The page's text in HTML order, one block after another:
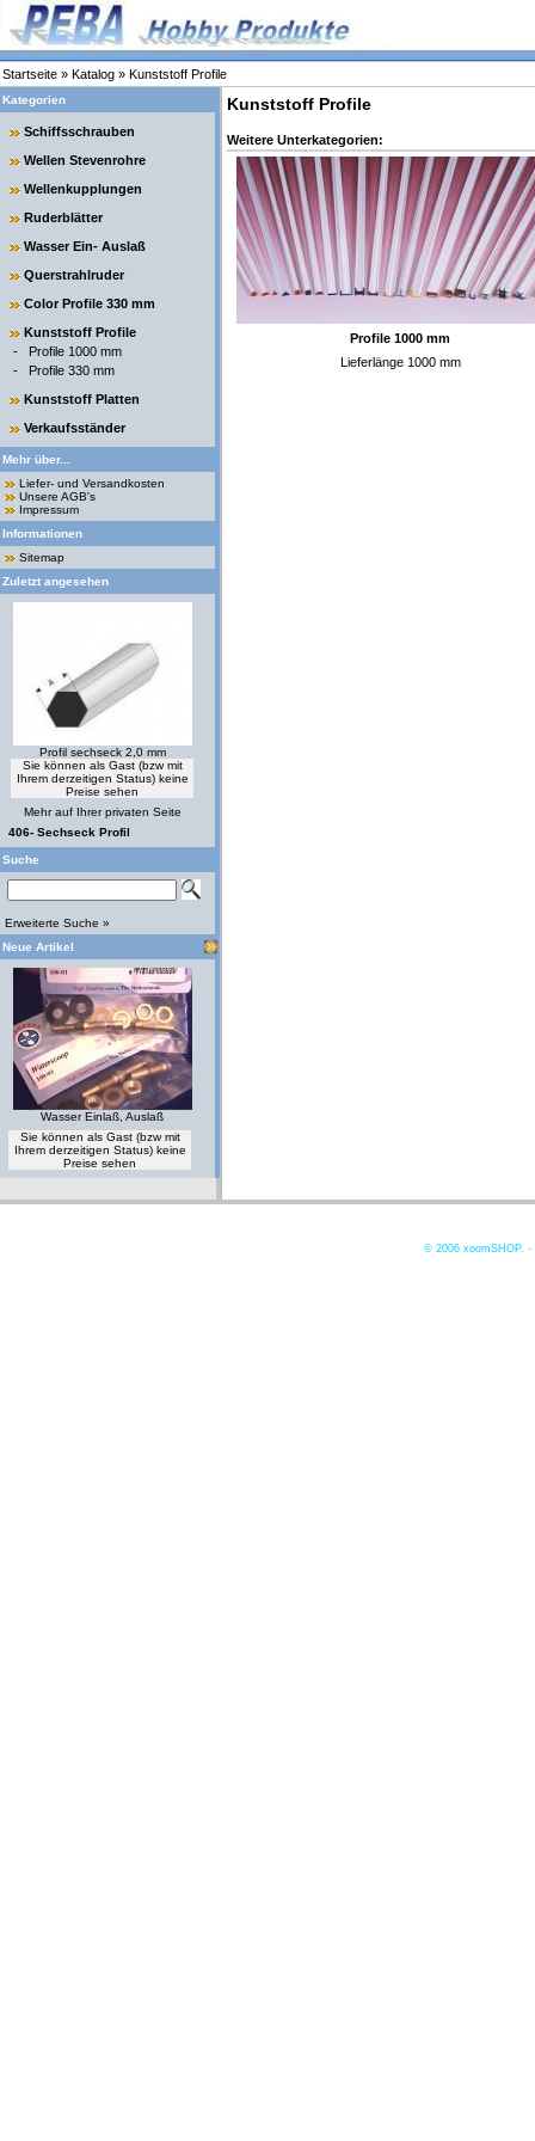
Startseite » Katalog » Kunststoff Profile
Kategorien
Schiffsschrauben
Wellen Stevenrohre
Wellenkupplungen
Ruderblätter
Wasser Ein- Auslaß
Querstrahlruder
Color Profile 330 mm
Kunststoff Profile
- Profile 1000 mm
- Profile 330 mm
Kunststoff Platten
Verkaufsständer
Mehr über...
Liefer- und Versandkosten
Unsere AGB's
Impressum
Informationen
Sitemap
Zuletzt angesehen
Profil sechseck 2,0 mm
Sie können als Gast (bzw mit
Ihrem derzeitigen Status) keine
Preise sehen
Mehr auf Ihrer privaten Seite
406- Sechseck Profil
Suche
Erweiterte Suche »
Neue Artikel
Wasser Einlaß, Auslaß
Sie können als Gast (bzw mit
Ihrem derzeitigen Status) keine
Preise sehen
Kunststoff Profile
Weitere Unterkategorien:
Profile 1000 mm
Lieferlänge 1000 mm
© 2006 xoomSHOP. -